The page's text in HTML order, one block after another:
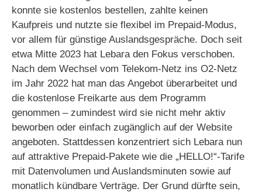
konnte sie kostenlos bestellen, zahlte keinen
Kaufpreis und nutzte sie flexibel im Prepaid-Modus,
vor allem für günstige Auslandsgespräche. Doch seit
etwa Mitte 2023 hat Lebara den Fokus verschoben.
Nach dem Wechsel vom Telekom-Netz ins O2-Netz
im Jahr 2022 hat man das Angebot überarbeitet und
die kostenlose Freikarte aus dem Programm
genommen – zumindest wird sie nicht mehr aktiv
beworben oder einfach zugänglich auf der Website
angeboten. Stattdessen konzentriert sich Lebara nun
auf attraktive Prepaid-Pakete wie die „HELLO!“-Tarife
mit Datenvolumen und Auslandsminuten sowie auf
monatlich kündbare Verträge. Der Grund dürfte sein,